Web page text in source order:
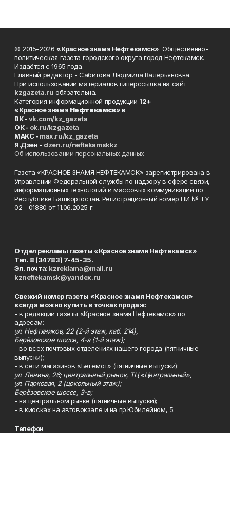
© 2015-2026 «Красное знамя Нефтекамск». Общественно-
политическая газета городского округа город Нефтекамск.
Издаётся с 1965 года.
Главный редактор - Сабитова Людмила Валерьяновна.
При использовании материалов гиперссылка на сайт
kzgazeta.ru обязательна.
Категория информационной продукции 12+
«Красное знамя Нефтекамск» в
ВК -vk.com/kz_gazeta
ОК - ok.ru/kzgazeta
MAKC - max.ru/kz_gazeta
Я.Дзен - dzen.ru/neftekamskkz
Об использовании персональных данных
Газета «КРАСНОЕ ЗНАМЯ НЕФТЕКАМСК» зарегистрирована в
Управлении Федеральной службы по надзору в сфере связи,
информационных технологий и массовых коммуникаций по
Республике Башкортостан. Регистрационный номер ПИ № ТУ
02 - 01880 от 11.06.2025 г.
Отдел рекламы газеты «Красное знамя Нефтекамск»
Тел. 8 (34783) 7-45-35.
Эл. почта: kzreklama@mail.ru
kzneftekamsk@yandex.ru
Свежий номер газеты «Красное знамя Нефтекамск»
всегда можно купить в точках продаж:
- в редакции газеты «Красное знамя Нефтекамск» по
адресам:
ул. Нефтяников, 22 (2-й этаж, каб. 214),
Берёзовское шоссе, 4-а (1-й этаж);
- во всех почтовых отделениях нашего города (пятничные
выпуски);
- в сети магазинов «Бегемот» (пятничные выпуски):
ул. Ленина, 26; центральный рынок, ТЦ «Центральный»,
ул. Парковая, 2 (цокольный этаж);
Берёзовское шоссе, 3-в;
- на центральном рынке (пятничные выпуски);
- в киосках на автовокзале и на пр.Юбилейном, 5.
Телефон